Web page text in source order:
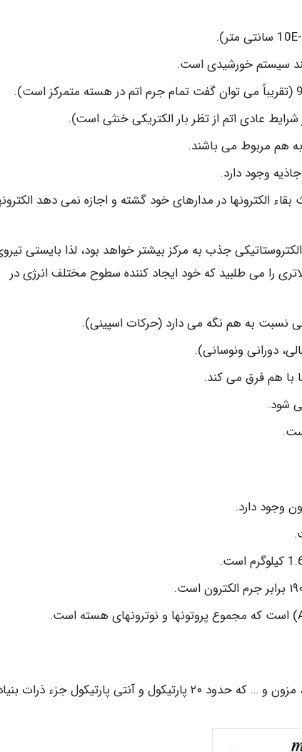
سیستم خورشیدی است.
شرایط عادی اتم از تظر بار الکتریکی خنثی است).
هم مربوط می باشند.
وجود دارد.
الکترونها در مدارهای خود گشته و اجازه نمی دهد
جذب به مرکز بیشتر خواهد بود، لذا بایستی
را می طلبید که خود ایجاد کننده سطوح مختلف انرژی در
نسبت به هم نگه می دارد (حرکات اسپینی).
دورانی ونوسانی).
با هم فرق می کند.
وجود دارد.
ذرات بنیادی اتم عبارتند از الکترون، پروتون ، نوترون، فوتون ، مزون و … که حدود ۲۰ پارتیکول و آنتی پارتیکول جزء